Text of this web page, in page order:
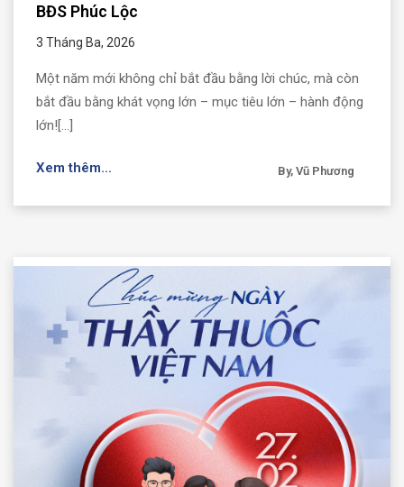
BĐS Phúc Lộc
3 Tháng Ba, 2026
Một năm mới không chỉ bắt đầu bằng lời chúc, mà còn
bắt đầu bằng khát vọng lớn – mục tiêu lớn – hành động
lớn![...]
Xem thêm... By, Vũ Phương